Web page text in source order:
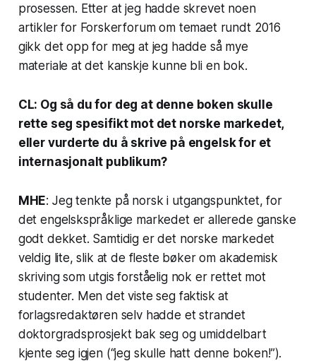
prosessen. Etter at jeg hadde skrevet noen
artikler for Forskerforumom temaet rundt 2016
gikk det opp for meg at jeg hadde så mye
materiale at det kanskje kunne bli en bok.
CL: Og så du for deg at denne boken skulle
rette seg spesifikt mot det norske markedet,
eller vurderte du å skrive på engelsk for et
internasjonalt publikum?
MHE: Jeg tenkte på norsk i utgangspunktet, for
det engelskspråklige markedet er allerede ganske
godt dekket. Samtidig er det norske markedet
veldig lite, slik at de fleste bøker om akademisk
skriving som utgis forståelig nok er rettet mot
studenter. Men det viste seg faktisk at
forlagsredaktøren selv hadde et strandet
doktorgradsprosjekt bak seg og umiddelbart
kjente seg igjen (“jeg skulle hatt denne boken!”).